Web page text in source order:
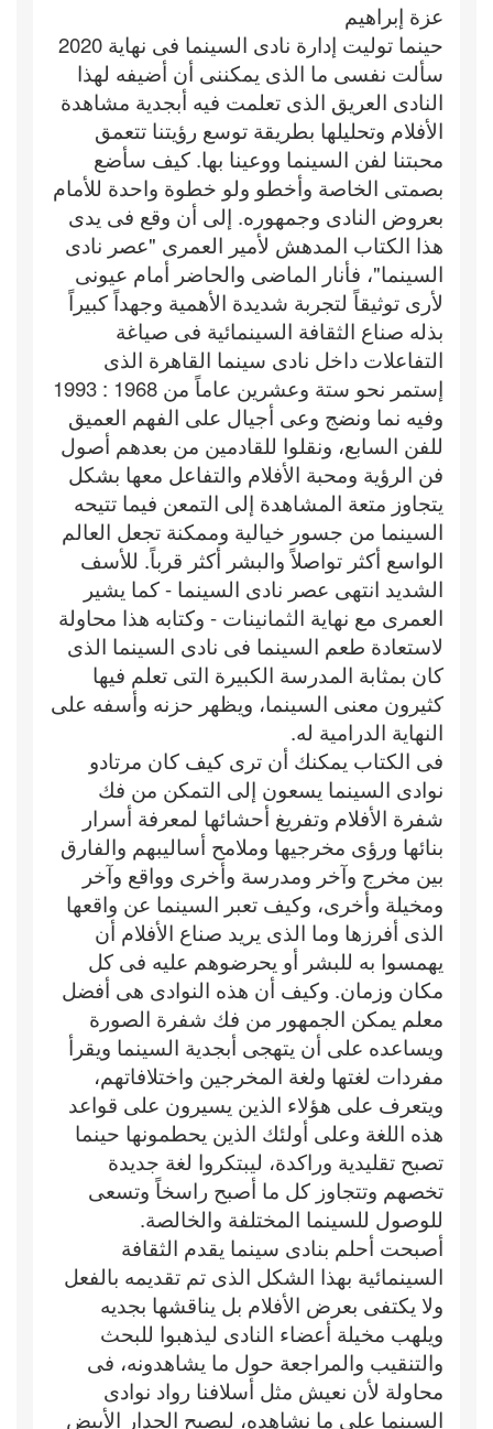
عزة إبراهيم
حينما توليت إدارة نادى السينما فى نهاية 2020
سألت نفسى ما الذى يمكننى أن أضيفه لهذا
النادى العريق الذى تعلمت فيه أبجدية مشاهدة
الأفلام وتحليلها بطريقة توسع رؤيتنا تتعمق
محبتنا لفن السينما ووعينا بها. كيف سأضع
بصمتى الخاصة وأخطو ولو خطوة واحدة للأمام
بعروض النادى وجمهوره. إلى أن وقع فى يدى
هذا الكتاب المدهش لأمير العمرى "عصر نادى
السينما"، فأنار الماضى والحاضر أمام عيونى
لأرى توثيقاً لتجربة شديدة الأهمية وجهداً كبيراً
بذله صناع الثقافة السينمائية فى صياغة
التفاعلات داخل نادى سينما القاهرة الذى
إستمر نحو ستة وعشرين عاماً من 1968 : 1993
وفيه نما ونضج وعى أجيال على الفهم العميق
للفن السابع، ونقلوا للقادمين من بعدهم أصول
فن الرؤية ومحبة الأفلام والتفاعل معها بشكل
يتجاوز متعة المشاهدة إلى التمعن فيما تتيحه
السينما من جسور خيالية وممكنة تجعل العالم
الواسع أكثر تواصلاً والبشر أكثر قرباً. للأسف
الشديد انتهى عصر نادى السينما - كما يشير
العمرى مع نهاية الثمانينات - وكتابه هذا محاولة
لاستعادة طعم السينما فى نادى السينما الذى
كان بمثابة المدرسة الكبيرة التى تعلم فيها
كثيرون معنى السينما، ويظهر حزنه وأسفه على
النهاية الدرامية له.
فى الكتاب يمكنك أن ترى كيف كان مرتادو
نوادى السينما يسعون إلى التمكن من فك
شفرة الأفلام وتفريغ أحشائها لمعرفة أسرار
بنائها ورؤى مخرجيها وملامح أساليبهم والفارق
بين مخرج وآخر ومدرسة وأخرى وواقع وآخر
ومخيلة وأخرى، وكيف تعبر السينما عن واقعها
الذى أفرزها وما الذى يريد صناع الأفلام أن
يهمسوا به للبشر أو يحرضوهم عليه فى كل
مكان وزمان. وكيف أن هذه النوادى هى أفضل
معلم يمكن الجمهور من فك شفرة الصورة
ويساعده على أن يتهجى أبجدية السينما ويقرأ
مفردات لغتها ولغة المخرجين واختلافاتهم،
ويتعرف على هؤلاء الذين يسيرون على قواعد
هذه اللغة وعلى أولئك الذين يحطمونها حينما
تصبح تقليدية وراكدة، ليبتكروا لغة جديدة
تخصهم وتتجاوز كل ما أصبح راسخاً وتسعى
للوصول للسينما المختلفة والخالصة.
أصبحت أحلم بنادى سينما يقدم الثقافة
السينمائية بهذا الشكل الذى تم تقديمه بالفعل
ولا يكتفى بعرض الأفلام بل يناقشها بجديه
ويلهب مخيلة أعضاء النادى ليذهبوا للبحث
والتنقيب والمراجعة حول ما يشاهدونه، فى
محاولة لأن نعيش مثل أسلافنا رواد نوادى
السينما على ما نشاهده، ليصبح الجدار الأبيض